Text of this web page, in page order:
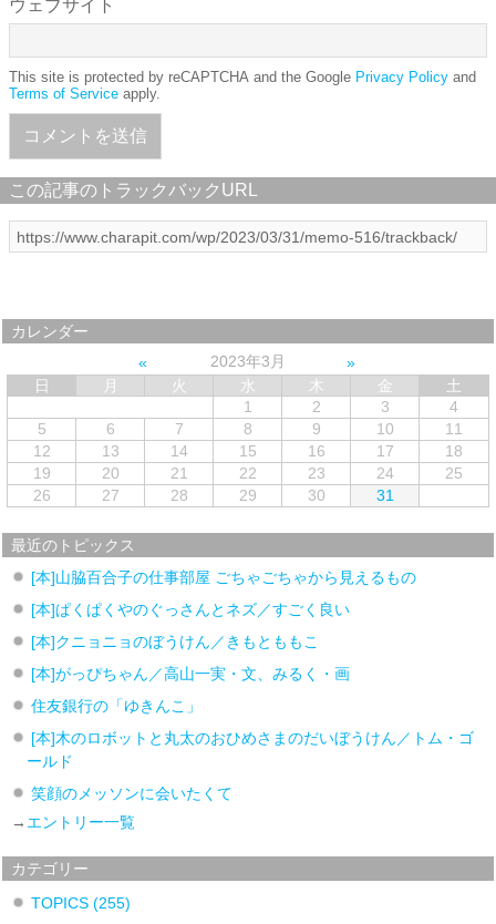
ウェブサイト
This site is protected by reCAPTCHA and the Google Privacy Policy and
Terms of Service apply.
この記事のトラックバックURL
カレンダー
2023年3月
日
月 火 水 木 金
土
1
2 3
4
5
6 7 8 9 10
11
12
13 14 15 16 17
18
19
20 21 22 23 24
25
26
27 28 29 30 31
最近のトピックス
[本]山脇百合子の仕事部屋 ごちゃごちゃから見えるもの
[本]ぱくぱくやのぐっさんとネズ／すごく良い
[本]クニョニョのぼうけん／きもとももこ
[本]がっぴちゃん／高山一実・文、みるく・画
住友銀行の「ゆきんこ」
[本]木のロボットと丸太のおひめさまのだいぼうけん／トム・ゴ
ールド
笑顔のメッソンに会いたくて
→ エントリー一覧
カテゴリー
TOPICS (255)